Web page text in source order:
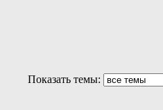
Показать темы: